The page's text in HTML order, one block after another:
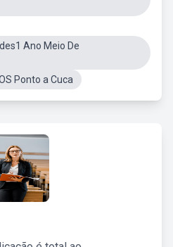
Ano Meio De
Ponto a Cuca